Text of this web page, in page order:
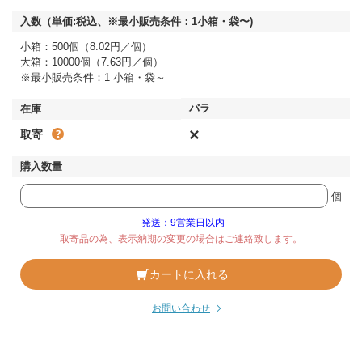
小箱：500個（8.02円／個）
大箱：10000個（7.63円／個）
※最小販売条件：1 小箱・袋～
取寄 ×
個
発送：9営業日以内
取寄品の為、表示納期の変更の場合はご連絡致します。
カートに入れる
お問い合わせ